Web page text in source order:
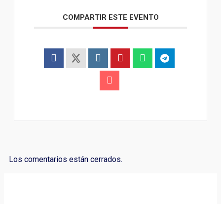
COMPARTIR ESTE EVENTO
Los comentarios están cerrados.